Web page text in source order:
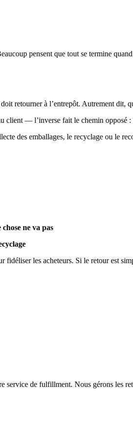
pensent que tout se termine
retourner à l’entrepôt. Autrement
— l’inverse fait le chemin opposé :
des emballages, le recyclage ou le
ne va pas
les acheteurs. Si le retour est
service de fulfillment. Nous gérons les